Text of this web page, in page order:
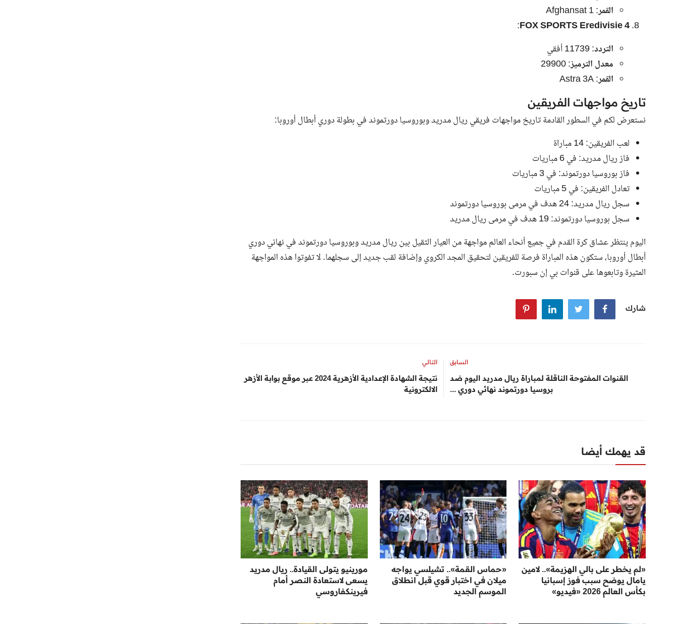
القمر: Afghansat 1
FOX SPORTS Eredivisie 4
:
التردد: 11739 أفقي
معدل الترميز: 29900
القمر: Astra 3A
تاريخ مواجهات الفريقين
نستعرض لكم في السطور القادمة تاريخ مواجهات فريقي ريال مدريد وبوروسيا دورتموند في بطولة دوري أبطال أوروبا:
لعب الفريقين: 14 مباراة
فاز ريال مدريد: في 6 مباريات
فاز بوروسيا دورتموند: في 3 مباريات
تعادل الفريقين: في 5 مباريات
سجل ريال مدريد: 24 هدف في مرمى بوروسيا دورتموند
سجل بوروسيا دورتموند: 19 هدف في مرمى ريال مدريد
اليوم ينتظر عشاق كرة القدم في جميع أنحاء العالم مواجهة من العيار الثقيل بين ريال مدريد وبوروسيا دورتموند في نهائي دوري
أبطال أوروبا، ستكون هذه المباراة فرصة للفريقين لتحقيق المجد الكروي وإضافة لقب جديد إلى سجلهما. لا تفوتوا هذه المواجهة
المثيرة وتابعوها على قنوات بي إن سبورت.
شارك
السابق
القنوات المفتوحة الناقلة لمباراة ريال مدريد اليوم ضد
بروسيا دورتموند نهائي دوري ...
التالي
نتيجة الشهادة الإعدادية الأزهرية 2024 عبر موقع بوابة الأزهر
الالكترونية
قد يهمك أيضا
«لم يخطر على بالي الهزيمة».. لامين
يامال يوضح سبب فوز إسبانيا
بكأس العالم 2026 «فيديو»
«حماس القمة».. تشيلسي يواجه
ميلان في اختبار قوي قبل انطلاق
الموسم الجديد
مورينيو يتولى القيادة.. ريال مدريد
يسعى لاستعادة النصر أمام
فيرينكفاروسي